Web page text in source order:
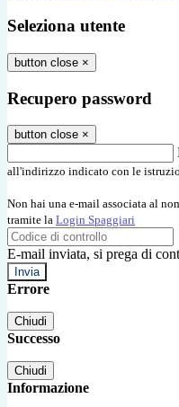
Seleziona utente
button close ×
Recupero password
button close ×
all'indirizzo indicato con le
Non hai una e-mail associata al
tramite la Login Spaggiari
E-mail inviata, si prega di
Errore
Chiudi
Successo
Chiudi
Informazione